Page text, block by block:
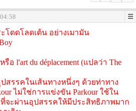
โดดโลดเต้น อย่างเมามัน
อ l'art du déplacement (แปลว่า The
สรรคในเส้นทางหนึ่งๆ ด้วยท่าทาง
ไม่ใช่การแข่งขัน Parkour ใช้ใน
จะผ่านอุปสรรคให้มีประสิทธิภาพมาก